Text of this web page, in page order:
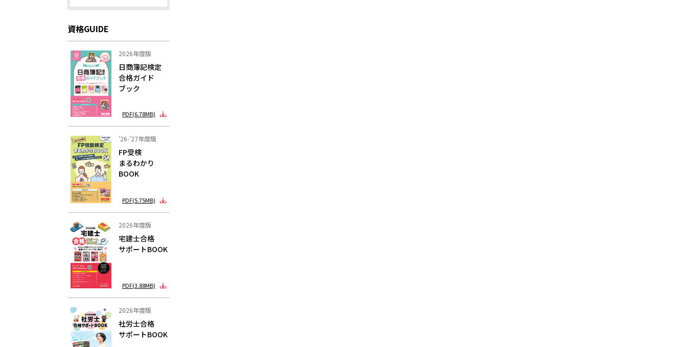
資格GUIDE
2026年度版
日商簿記検定
合格ガイド
ブック
PDF(6.78MB)
'26-'27年度版
FP受検
まるわかり
BOOK
PDF(5.75MB)
2026年度版
宅建士合格
サポートBOOK
PDF(3.88MB)
2026年度版
社労士合格
サポートBOOK